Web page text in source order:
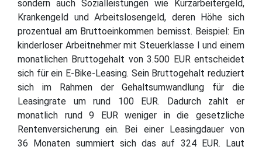
sondern auch Sozialleistungen wie Kurzarbeitergeld,
Krankengeld und Arbeitslosengeld, deren Höhe sich
prozentual am Bruttoeinkommen bemisst. Beispiel: Ein
kinderloser Arbeitnehmer mit Steuerklasse I und einem
monatlichen Bruttogehalt von 3.500 EUR entscheidet
sich für ein E-Bike-Leasing. Sein Bruttogehalt reduziert
sich im Rahmen der Gehaltsumwandlung für die
Leasingrate um rund 100 EUR. Dadurch zahlt er
monatlich rund 9 EUR weniger in die gesetzliche
Rentenversicherung ein. Bei einer Leasingdauer von
36 Monaten summiert sich das auf 324 EUR. Laut